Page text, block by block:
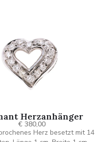
Herzanhänger
€ 380,00
Herz besetzt mit 14